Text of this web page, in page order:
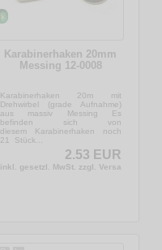
Karabinerhaken 20mm
Messing 12-0008
Karabinerhaken 20m mit
Drehwirbel (grade Aufnahme)
aus massiv Messing Es
befinden sich von
diesem Karabinerhaken noch
21 Stück...
2.53 EUR
inkl. gesetzl. MwSt. zzgl. Versandkosten